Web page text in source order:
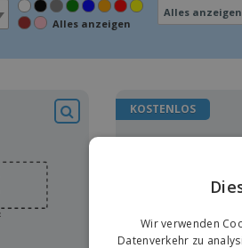
Alles anzeigen
Alles anzeigen
KOSTENLOS
Wir verwenden
Datenverkehr zu